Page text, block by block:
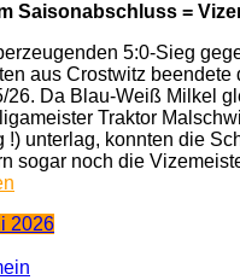
Saisonabschluss =
5:0-Sieg
aus Crostwitz beendete
26. Da Blau-Weiß Milkel
Traktor
!) unterlag, konnten die
sogar noch die
2026